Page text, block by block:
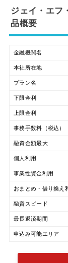
ジェイ・エフ
品概要
金融機関名
本社所在地
プラン名
下限金利
上限金利
事務手数料（税込）
融資金額最大
個人利用
事業性資金利用
おまとめ・借り換え
融資スピード
最長返済期間
申込み可能エリア